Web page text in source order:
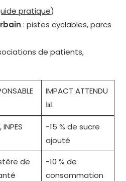
pratique)
: pistes cyclables, parcs
de patients,
IMPACT ATTENDU
📊
INPES
-15 % de sucre
ajouté
de
-10 % de
consommation